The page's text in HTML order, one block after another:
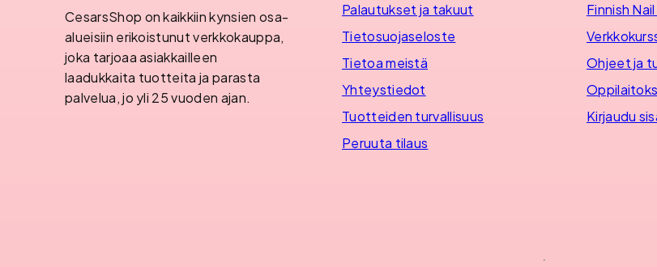
CesarsShop on kaikkiin kynsien osa-
alueisiin erikoistunut verkkokauppa,
joka tarjoaa asiakkailleen
laadukkaita tuotteita ja parasta
palvelua, jo yli 25 vuoden ajan.
Palautukset ja takuut
Tietosuojaseloste
Tietoa meistä
Yhteystiedot
Tuotteiden turvallisuus
Peruuta tilaus
Finnish
Ohjeet ja
Kirjaudu